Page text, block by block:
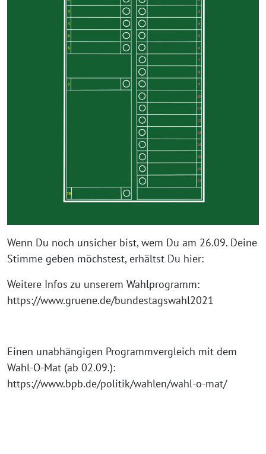
Wenn Du noch unsicher bist, wem Du am 26.09. Deine
Stimme geben möchstest, erhältst Du hier:
Weitere Infos zu unserem Wahlprogramm:
https://www.gruene.de/bundestagswahl2021
Einen unabhängigen Programmvergleich mit dem
Wahl-O-Mat (ab 02.09.):
https://www.bpb.de/politik/wahlen/wahl-o-mat/